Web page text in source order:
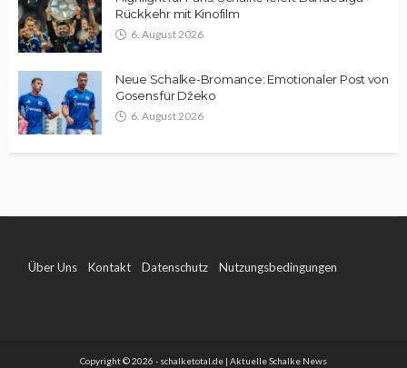
Rückkehr mit Kinofilm
6. August 2026
Neue Schalke-Bromance: Emotionaler Post von
Gosens für Džeko
6. August 2026
Über Uns Kontakt Datenschutz Nutzungsbedingungen
Copyright © 2026 - schalketotal.de | Aktuelle Schalke News